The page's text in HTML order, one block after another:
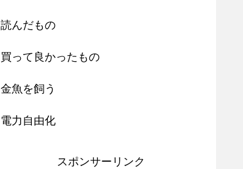
読んだもの
買って良かったもの
金魚を飼う
電力自由化
スポンサーリンク